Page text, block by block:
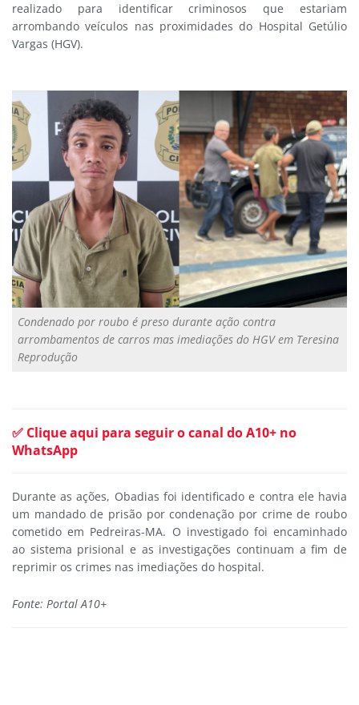
realizado para identificar criminosos que estariam
arrombando veículos nas proximidades do Hospital Getúlio
Vargas (HGV).
Condenado por roubo é preso durante ação contra
arrombamentos de carros mas imediações do HGV em Teresina
Reprodução
✅ Clique aqui para seguir o canal do A10+ no
WhatsApp
Durante as ações, Obadias foi identificado e contra ele havia
um mandado de prisão por condenação por crime de roubo
cometido em Pedreiras-MA. O investigado foi encaminhado
ao sistema prisional e as investigações continuam a fim de
reprimir os crimes nas imediações do hospital.
Fonte: Portal A10+